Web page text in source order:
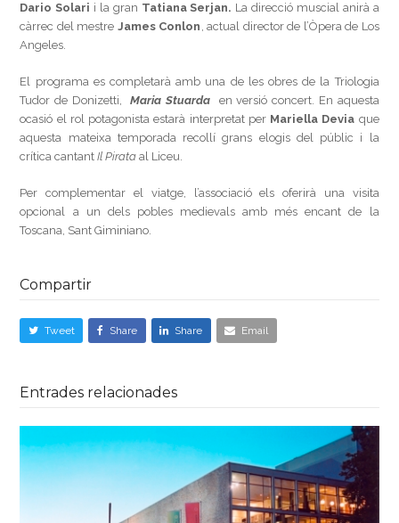
Dario Solari i la gran Tatiana Serjan. La direcció muscial anirà a
càrrec del mestre James Conlon , actual director de l’Òpera de Los
Angeles.
El programa es completarà amb una de les obres de la Triologia
Tudor de Donizetti,Maria Stuarda en versió concert. En aquesta
ocasió el rol potagonista estarà interpretat per Mariella Devia que
aquesta mateixa temporada recollí grans elogis del públic i la
crítica cantantIl Pirata al Liceu.
Per complementar el viatge, l’associació els oferirà una visita
opcional a un dels pobles medievals amb més encant de la
Toscana, Sant Giminiano.
Compartir
Tweet Share Share Email
Entrades relacionades